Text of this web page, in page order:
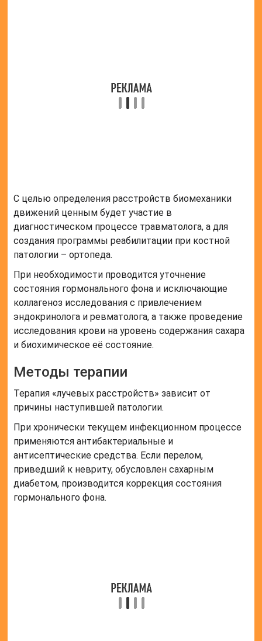
С целью определения расстройств биомеханики
движений ценным будет участие в
диагностическом процессе травматолога, а для
создания программы реабилитации при костной
патологии – ортопеда.
При необходимости проводится уточнение
состояния гормонального фона и исключающие
коллагеноз исследования с привлечением
эндокринолога и ревматолога, а также проведение
исследования крови на уровень содержания сахара
и биохимическое её состояние.
Методы терапии
Терапия «лучевых расстройств» зависит от
причины наступившей патологии.
При хронически текущем инфекционном процессе
применяются антибактериальные и
антисептические средства. Если перелом,
приведший к невриту, обусловлен сахарным
диабетом, производится коррекция состояния
гормонального фона.